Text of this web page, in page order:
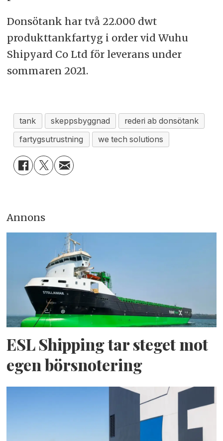
Donsötank har två 22.000 dwt
produkttankfartyg i order vid Wuhu
Shipyard Co Ltd för leverans under
sommaren 2021.
tank skeppsbyggnad
rederi ab donsötank
fartygsutrustning
we tech solutions
Annons
ESL Shipping tar steget mot
egen börsnotering